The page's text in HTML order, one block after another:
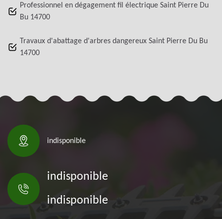
Professionnel en dégagement fil électrique Saint Pierre Du
Bu 14700
Travaux d'abattage d'arbres dangereux Saint Pierre Du Bu
14700
indisponible
indisponible
indisponible